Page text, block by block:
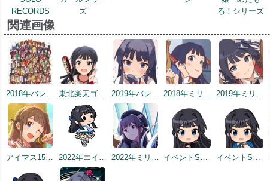
RECORDS
ズ
る！シリーズ
関連画像
2018年バレンタインデー公式ツイート 東北楽天ゴールデンイーグルスコラボトップ絵 2019年バレンタイントップ画面 2018年ミリシタ感謝祭 2019年ミリシタ2周年カウントダウン（3日前）
アイマス15周年記念 2022年エイプリルフールネタ 2022年ミリシタ5周年トップ画面 イベントSD #2 イベントSD #3